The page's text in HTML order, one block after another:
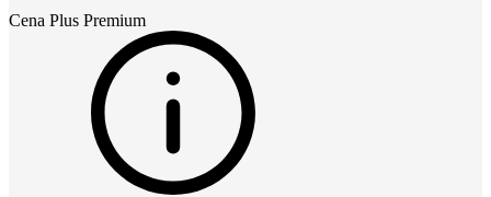
Cena Plus Premium